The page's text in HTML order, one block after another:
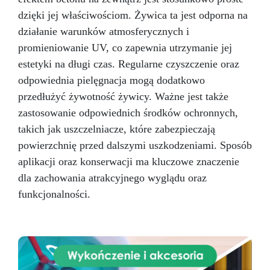
designerskie najwyższej klasy, które
natychmiast podnosi standardy kuchni, czyniąc
ją powodem do dumy w Twoim domu. Wybierz
nasz zestaw, aby zmodernizować swoją
kuchnię, łącząc funkcjonalność z urokiem, i
pozwól się inspirować każdego dnia blaskiem i
trwałością, jakie oferuje.
dzięki jej właściwościom. Żywica ta jest odporna na
działanie warunków atmosferycznych i
promieniowanie UV, co zapewnia utrzymanie jej
estetyki na długi czas. Regularne czyszczenie oraz
odpowiednia pielęgnacja mogą dodatkowo
przedłużyć żywotność żywicy. Ważne jest także
zastosowanie odpowiednich środków ochronnych,
takich jak uszczelniacze, które zabezpieczają
powierzchnię przed dalszymi uszkodzeniami. Sposób
aplikacji oraz konserwacji ma kluczowe znaczenie
dla zachowania atrakcyjnego wyglądu oraz
funkcjonalności.